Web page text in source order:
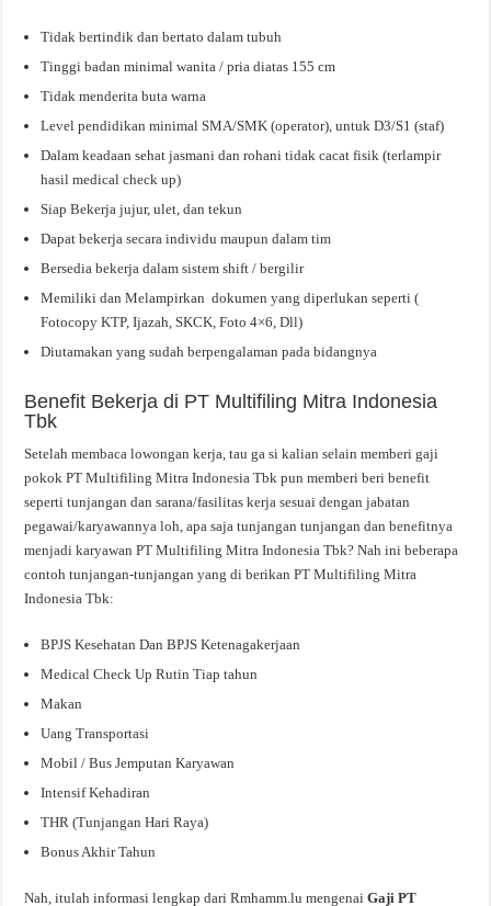
Tidak bertindik dan bertato dalam tubuh
Tinggi badan minimal wanita / pria diatas 155 cm
Tidak menderita buta warna
Level pendidikan minimal SMA/SMK (operator), untuk D3/S1 (staf)
Dalam keadaan sehat jasmani dan rohani tidak cacat fisik (terlampir
hasil medical check up)
Siap Bekerja jujur, ulet, dan tekun
Dapat bekerja secara individu maupun dalam tim
Bersedia bekerja dalam sistem shift / bergilir
Memiliki dan Melampirkan dokumen yang diperlukan seperti (
Fotocopy KTP, Ijazah, SKCK, Foto 4×6, Dll)
Diutamakan yang sudah berpengalaman pada bidangnya
Benefit Bekerja di PT Multifiling Mitra Indonesia
Tbk
Setelah membaca lowongan kerja, tau ga si kalian selain memberi gaji
pokok PT Multifiling Mitra Indonesia Tbk pun memberi beri benefit
seperti tunjangan dan sarana/fasilitas kerja sesuai dengan jabatan
pegawai/karyawannya loh, apa saja tunjangan tunjangan dan benefitnya
menjadi karyawan PT Multifiling Mitra Indonesia Tbk? Nah ini beberapa
contoh tunjangan-tunjangan yang di berikan PT Multifiling Mitra
Indonesia Tbk:
BPJS Kesehatan Dan BPJS Ketenagakerjaan
Medical Check Up Rutin Tiap tahun
Makan
Uang Transportasi
Mobil / Bus Jemputan Karyawan
Intensif Kehadiran
THR (Tunjangan Hari Raya)
Bonus Akhir Tahun
Nah, itulah informasi lengkap dari Rmhamm.lu mengenaiGaji PT